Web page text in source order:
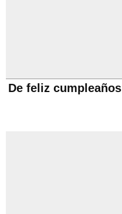
De feliz cumpleaños